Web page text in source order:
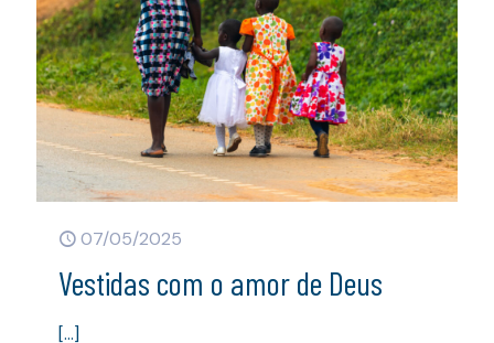
07/05/2025
Vestidas com o amor de Deus
[…]